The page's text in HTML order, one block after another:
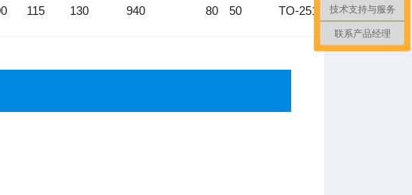
115 130 940 80 50 TO-251 技术支持与服务
联系产品经理